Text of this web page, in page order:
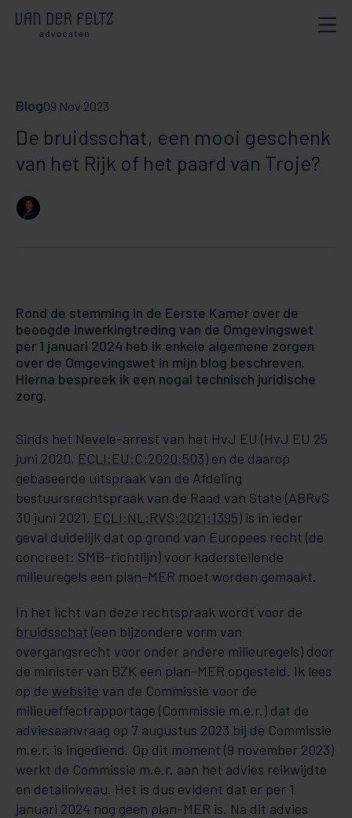
Blog09 Nov 2023
De bruidsschat, een mooi geschenk
van het Rijk of het paard van Troje?
Rond de stemming in de Eerste Kamer over de
beoogde inwerkingtreding van de Omgevingswet
per 1 januari 2024 heb ik enkele algemene zorgen
over de Omgevingswet in mijn blog beschreven.
Hierna bespreek ik een nogal technisch juridische
zorg.
Sinds het Nevele-arrest van het HvJ EU (HvJ EU 25
juni 2020, ECLI:EU:C:2020:503) en de daarop
gebaseerde uitspraak van de Afdeling
bestuursrechtspraak van de Raad van State (ABRvS
30 juni 2021, ECLI:NL:RVS:2021:1395) is in ieder
geval duidelijk dat op grond van Europees recht (de
concreet: SMB-richtlijn) voor kaderstellende
milieuregels een plan-MER moet worden gemaakt.
In het licht van deze rechtspraak wordt voor de
bruidsschat (een bijzondere vorm van
overgangsrecht voor onder andere milieuregels) door
de minister van BZK een plan-MER opgesteld. Ik lees
op de website van de Commissie voor de
milieueffectrapportage (Commissie m.e.r.) dat de
adviesaanvraag op 7 augustus 2023 bij de Commissie
m.e.r. is ingediend. Op dit moment (9 november 2023)
werkt de Commissie m.e.r. aan het advies reikwijdte
en detailniveau. Het is dus evident dat er per 1
januari 2024 nog geen plan-MER is. Na dit advies